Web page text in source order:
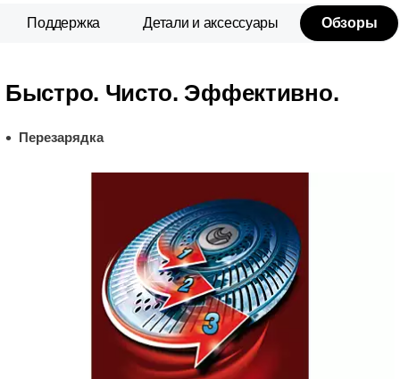
Поддержка Детали и аксессуары Обзоры
Быстро. Чисто. Эффективно.
Перезарядка